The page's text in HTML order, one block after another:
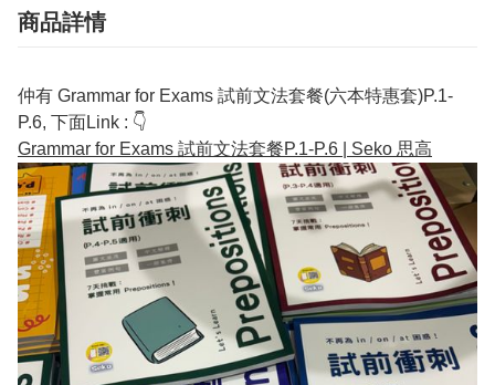
商品詳情
仲有 Grammar for Exams 試前文法套餐(六本特惠套)P.1-
P.6, 下面Link : 👇
Grammar for Exams 試前文法套餐P.1-P.6 | Seko 思高